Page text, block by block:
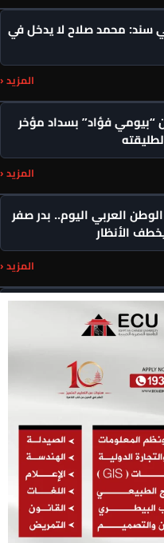
سند: محمد صلاح لا يدخل في
المزيد ‹
“بيومي فؤاد” بسداد مؤخر
المزيد ‹
العربي اليوم.. بدر صفر
الأنظار
المزيد ‹
رموزاً مؤثرة ويدعو
يصبح الذكاء الاصطناعي
بالاستهلاك؟
المزيد ‹
صيف 2026 يشتد.. موجة حر جديدة تضرب 8 دول عربية